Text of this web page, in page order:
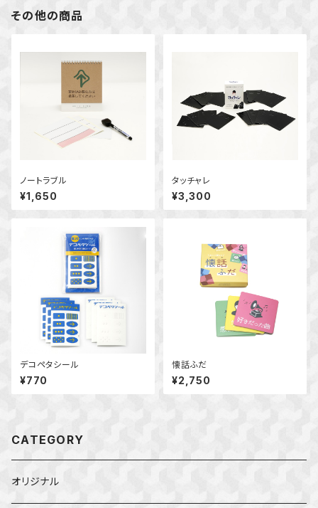
その他の商品
ノートラブル
¥1,650
タッチャレ
¥3,300
デコペタシール
¥770
懐話ふだ
¥2,750
CATEGORY
オリジナル